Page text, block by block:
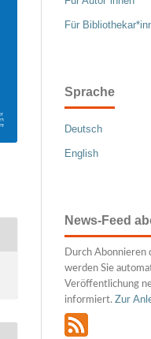
Für
Sprache
Deutsch
English
News-Feed
Durch Abonnieren
werden Sie
Veröffentlichung
informiert. Zur